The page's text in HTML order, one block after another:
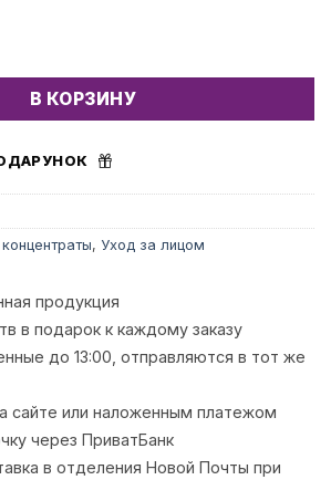
Fitoproteoglicanos Ampoules -
В КОРЗИНУ
, Уход за лицом
продукция
в подарок к каждому заказу
до 13:00, отправляются в тот же
сайте или наложенным платежом
через ПриватБанк
в отделения Новой Почты при